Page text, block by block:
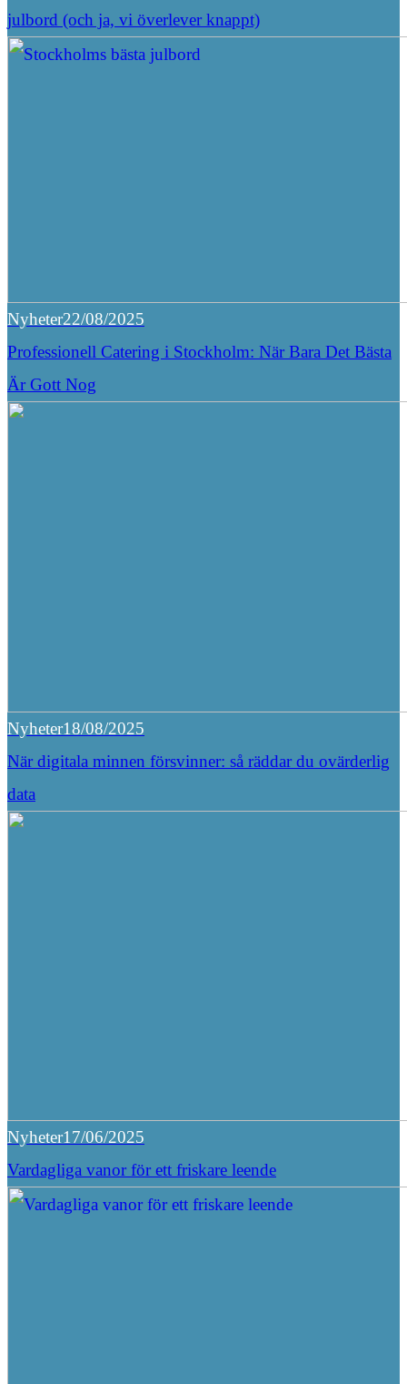
julbord (och ja, vi överlever knappt)
Nyheter22/08/2025
Professionell Catering i Stockholm: När Bara Det Bästa
Är Gott Nog
Nyheter18/08/2025
När digitala minnen försvinner: så räddar du ovärderlig
data
Nyheter17/06/2025
Vardagliga vanor för ett friskare leende